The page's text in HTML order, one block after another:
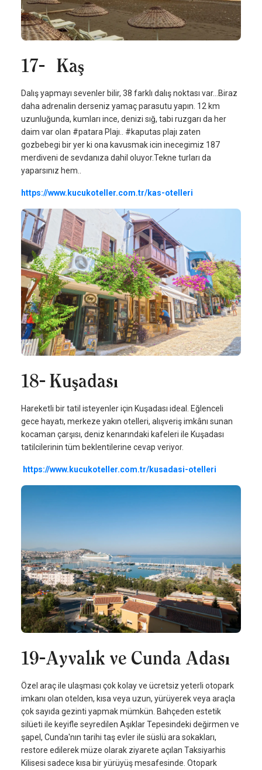
17- Kaş
Dalış yapmayı sevenler bilir, 38 farklı dalış noktası var...Biraz
daha adrenalin derseniz yamaç parasutu yapın. 12 km
uzunluğunda, kumları ince, denizi sığ, tabi ruzgarı da her
daim var olan #patara Plajı.. #kaputas plajı zaten
gozbebegi bir yer ki ona kavusmak icin inecegimiz 187
merdiveni de sevdanıza dahil oluyor.Tekne turları da
yaparsınız hem..
https://www.kucukoteller.com.tr/kas-otelleri
18- Kuşadası
Hareketli bir tatil isteyenler için Kuşadası ideal. Eğlenceli
gece hayatı, merkeze yakın otelleri, alışveriş imkânı sunan
kocaman çarşısı, deniz kenarındaki kafeleri ile Kuşadası
tatilcilerinin tüm beklentilerine cevap veriyor.
https://www.kucukoteller.com.tr/kusadasi-otelleri
19-Ayvalık ve Cunda Adası
Özel araç ile ulaşması çok kolay ve ücretsiz yeterli otopark
imkanı olan otelden, kısa veya uzun, yürüyerek veya araçla
çok sayıda gezinti yapmak mümkün. Bahçeden estetik
silüeti ile keyifle seyredilen Aşıklar Tepesindeki değirmen ve
şapel, Cunda'nın tarihi taş evler ile süslü ara sokakları,
restore edilerek müze olarak ziyarete açılan Taksiyarhis
Kilisesi sadece kısa bir yürüyüş mesafesinde. Otopark